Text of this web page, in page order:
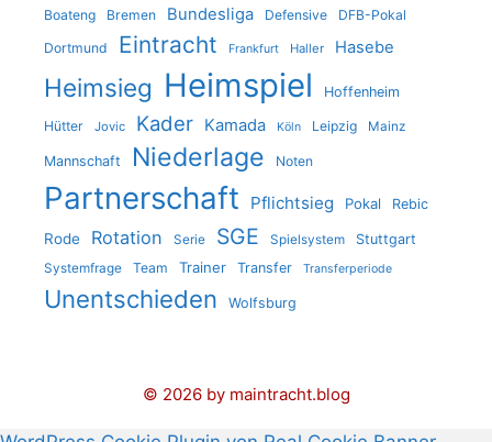
Boateng Bremen Bundesliga Defensive
DFB-Pokal
Dortmund
Eintracht Frankfurt Haller Hasebe
Heimsieg Heimspiel Hoffenheim
Hütter Jovic Kader Kamada Köln Leipzig Mainz
Mannschaft Niederlage Noten
Partnerschaft Pflichtsieg Pokal Rebic
Rode Rotation Serie SGE Spielsystem Stuttgart
Systemfrage Team Trainer Transfer Transferperiode
Unentschieden Wolfsburg
© 2026 by maintracht.blog